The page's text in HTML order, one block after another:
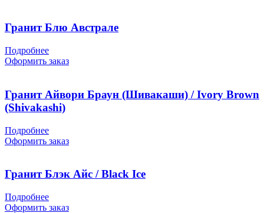
Гранит Блю Австрале
Подробнее
Оформить заказ
Гранит Айвори Браун (Шивакаши) / Ivory Brown
(Shivakashi)
Подробнее
Оформить заказ
Гранит Блэк Айс / Black Ice
Подробнее
Оформить заказ